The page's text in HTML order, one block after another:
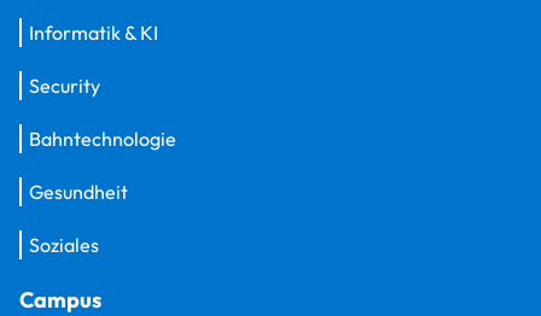
Informatik & KI
Security
Bahntechnologie
Gesundheit
Soziales
Campus